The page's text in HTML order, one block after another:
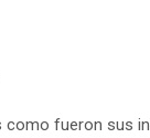
como fueron sus